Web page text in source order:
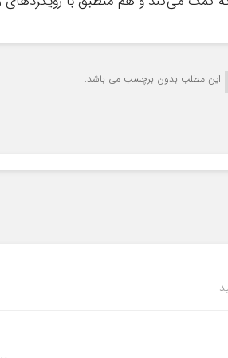
این مطلب بدون برچسب می باشد.